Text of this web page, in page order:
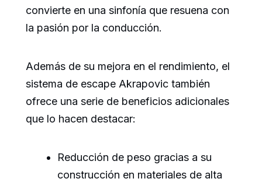
convierte en una sinfonía que resuena con
la pasión por la conducción.
Además de su mejora en el rendimiento, el
sistema de escape Akrapovic también
ofrece una serie de beneficios adicionales
que lo hacen destacar:
Reducción de peso gracias a su
construcción en materiales de alta